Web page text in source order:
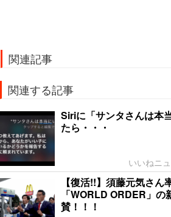
関連記事
関連する記事
Siriに「サンタさんは本
たら・・・
いいねニ
【復活!!】須藤元気さん
「WORLD ORDER」
賛！！！